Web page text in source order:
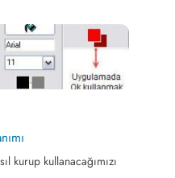
kurup kullanacağımızı